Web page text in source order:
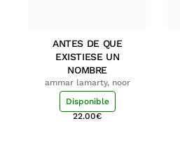
ANTES DE QUE
EXISTIESE UN
NOMBRE
ammar lamarty, noor
Disponible
22.00€